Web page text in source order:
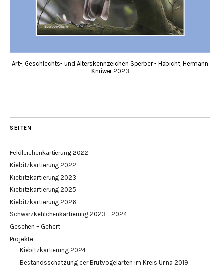
Art-, Geschlechts- und Alterskennzeichen Sperber - Habicht, Hermann
Knüwer 2023
SEITEN
Feldlerchenkartierung 2022
Kiebitzkartierung 2022
Kiebitzkartierung 2023
Kiebitzkartierung 2025
Kiebitzkartierung 2026
Schwarzkehlchenkartierung 2023 – 2024
Gesehen – Gehört
Projekte
Kiebitzkartierung 2024
Bestandsschätzung der Brutvogelarten im Kreis Unna 2019